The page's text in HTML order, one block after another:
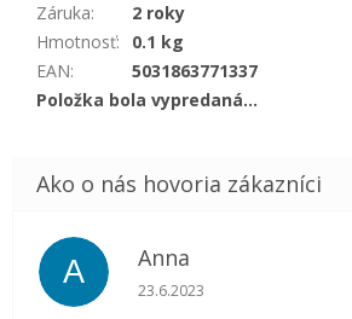
Záruka:
2 roky
Hmotnosť:
0.1 kg
EAN:
5031863771337
Položka bola vypredaná…
A Anna
Hodnotenie obchodu je 5 z
23.6.2023